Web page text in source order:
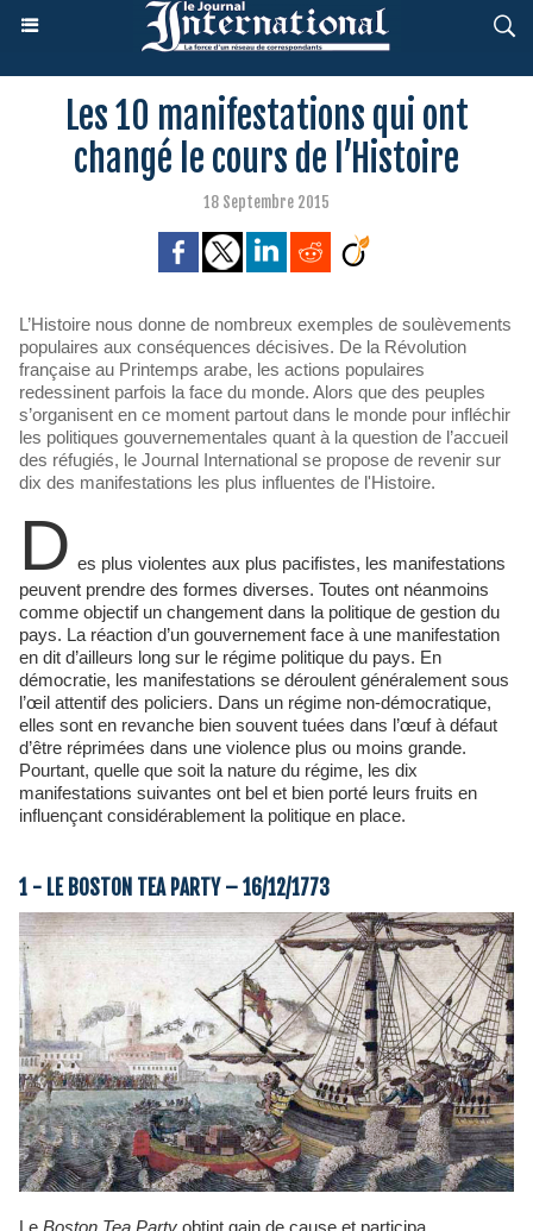
Les 10 manifestations qui ont
changé le cours de l’Histoire
18 Septembre 2015
L’Histoire nous donne de nombreux exemples de soulèvements
populaires aux conséquences décisives. De la Révolution
française au Printemps arabe, les actions populaires
redessinent parfois la face du monde. Alors que des peuples
s’organisent en ce moment partout dans le monde pour infléchir
les politiques gouvernementales quant à la question de l’accueil
des réfugiés, le Journal International se propose de revenir sur
dix des manifestations les plus influentes de l'Histoire.
D es plus violentes aux plus pacifistes, les manifestations
peuvent prendre des formes diverses. Toutes ont néanmoins
comme objectif un changement dans la politique de gestion du
pays. La réaction d’un gouvernement face à une manifestation
en dit d’ailleurs long sur le régime politique du pays. En
démocratie, les manifestations se déroulent généralement sous
l’œil attentif des policiers. Dans un régime non-démocratique,
elles sont en revanche bien souvent tuées dans l’œuf à défaut
d’être réprimées dans une violence plus ou moins grande.
Pourtant, quelle que soit la nature du régime, les dix
manifestations suivantes ont bel et bien porté leurs fruits en
influençant considérablement la politique en place.
1 - LE BOSTON TEA PARTY – 16/12/1773
Le Boston Tea Party obtint gain de cause et participa